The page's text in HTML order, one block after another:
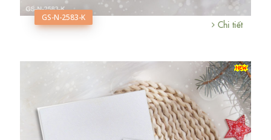
GS-N-2583-K
Chi tiết